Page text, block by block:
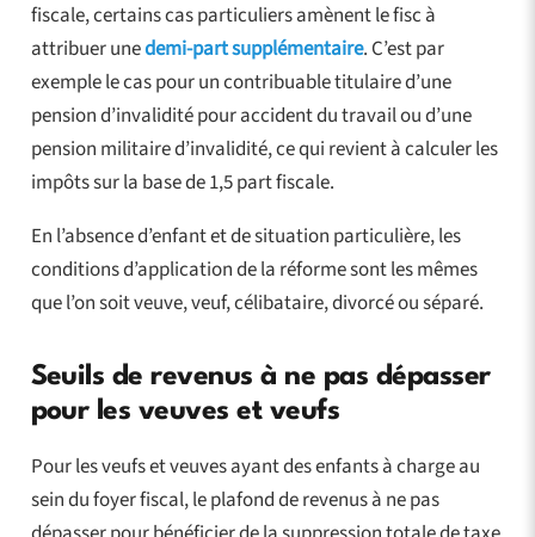
fiscale, certains cas particuliers amènent le fisc à
attribuer unedemi-part supplémentaire. C’est par
exemple le cas pour un contribuable titulaire d’une
pension d’invalidité pour accident du travail ou d’une
pension militaire d’invalidité, ce qui revient à calculer les
impôts sur la base de 1,5 part fiscale.
En l’absence d’enfant et de situation particulière, les
conditions d’application de la réforme sont les mêmes
que l’on soit veuve, veuf, célibataire, divorcé ou séparé.
Seuils de revenus à ne pas dépasser
pour les veuves et veufs
Pour les veufs et veuves ayant des enfants à charge au
sein du foyer fiscal, le plafond de revenus à ne pas